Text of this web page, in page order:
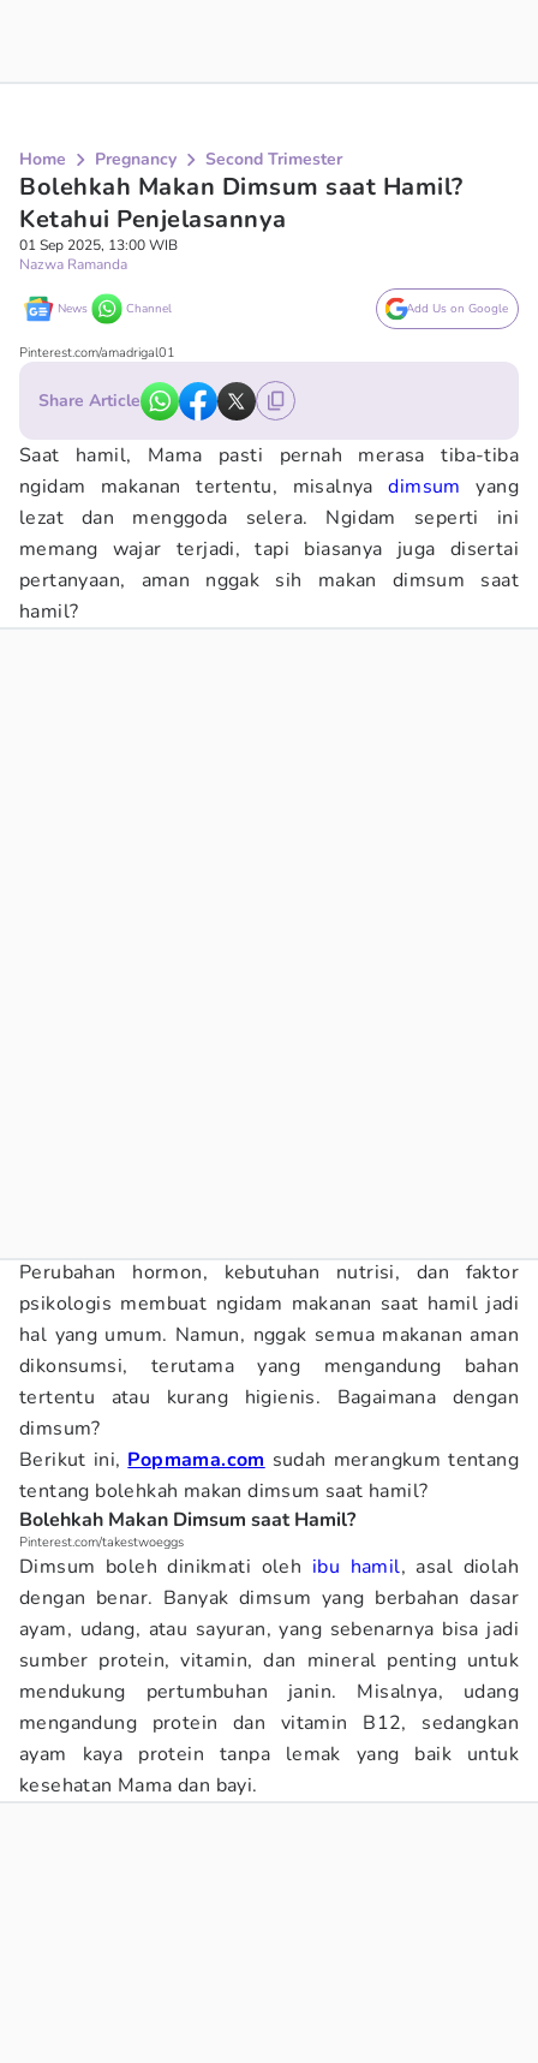
Home Pregnancy Second Trimester
Bolehkah Makan Dimsum saat Hamil?
Ketahui Penjelasannya
01 Sep 2025, 13:00 WIB
Nazwa Ramanda
News Channel Add Us on Google
Pinterest.com/amadrigal01
Share Article
Saat hamil, Mama pasti pernah merasa tiba-tiba
ngidam makanan tertentu, misalnyadimsum yang
lezat dan menggoda selera. Ngidam seperti ini
memang wajar terjadi, tapi biasanya juga disertai
pertanyaan, aman nggak sih makan dimsum saat
hamil?
Perubahan hormon, kebutuhan nutrisi, dan faktor
psikologis membuat ngidam makanan saat hamil jadi
hal yang umum. Namun, nggak semua makanan aman
dikonsumsi, terutama yang mengandung bahan
tertentu atau kurang higienis. Bagaimana dengan
dimsum?
Berikut ini, Popmama.com sudah merangkum tentang
tentang bolehkah makan dimsum saat hamil?
Bolehkah Makan Dimsum saat Hamil?
Pinterest.com/takestwoeggs
Dimsum boleh dinikmati oleh ibu hamil, asal diolah
dengan benar. Banyak dimsum yang berbahan dasar
ayam, udang, atau sayuran, yang sebenarnya bisa jadi
sumber protein, vitamin, dan mineral penting untuk
mendukung pertumbuhan janin. Misalnya, udang
mengandung protein dan vitamin B12, sedangkan
ayam kaya protein tanpa lemak yang baik untuk
kesehatan Mama dan bayi.